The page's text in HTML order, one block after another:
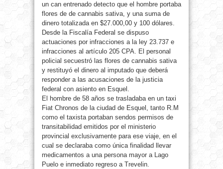
un can entrenado detecto que el hombre portaba
flores de de cannabis sativa, y una suma de
dinero totalizada en $27.000,00 y 100 dólares.
Desde la Fiscalía Federal se dispuso
actuaciones por infracciones a la ley 23.737 e
infracciones al artículo 205 CPA. El personal
policial secuestró las flores de cannabis sativa
y restituyó el dinero al imputado que deberá
responder a las acusaciones de la justicia
federal con asiento en Esquel.
El hombre de 58 años se trasladaba en un taxi
Fiat Chronos de la ciudad de Esquel, tanto R.M
como el taxista portaban sendos permisos de
transitabilidad emitidos por el ministerio
provincial exclusivamente para ese viaje, en el
cual se declaraba como única finalidad llevar
medicamentos a una persona mayor a Lago
Puelo e inmediato regreso a Trevelin.